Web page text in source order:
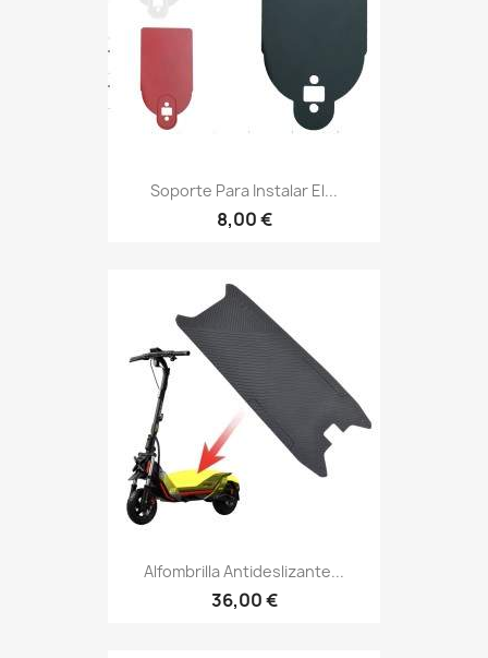
Soporte Para Instalar El...
8,00 €
Alfombrilla Antideslizante...
36,00 €